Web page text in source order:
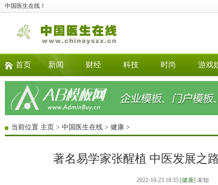
中国医生在线！
首页 新闻 财经 科技 时尚 游戏
当前位置 主页 > 中国医生在线 > 健康 >
著名易学家张醒植 中医发展之
2022-10-23 18:35 [健康] 未知